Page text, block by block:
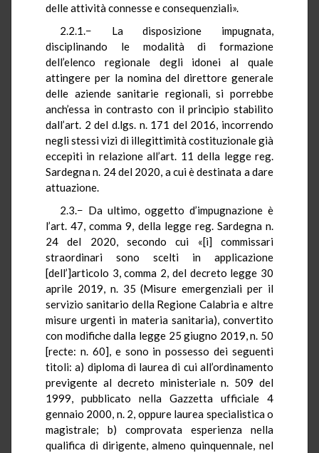
delle attività connesse e consequenziali».
2.2.1.− La disposizione impugnata,
disciplinando le modalità di formazione
dell’elenco regionale degli idonei al quale
attingere per la nomina del direttore generale
delle aziende sanitarie regionali, si porrebbe
anch’essa in contrasto con il principio stabilito
dall’art. 2 del d.lgs. n. 171 del 2016, incorrendo
negli stessi vizi di illegittimità costituzionale già
eccepiti in relazione all’art. 11 della legge reg.
Sardegna n. 24 del 2020, a cui è destinata a dare
attuazione.
2.3.− Da ultimo, oggetto d’impugnazione è
l’art. 47, comma 9, della legge reg. Sardegna n.
24 del 2020, secondo cui «[i] commissari
straordinari sono scelti in applicazione
[dell’]articolo 3, comma 2, del decreto legge 30
aprile 2019, n. 35 (Misure emergenziali per il
servizio sanitario della Regione Calabria e altre
misure urgenti in materia sanitaria), convertito
con modifiche dalla legge 25 giugno 2019, n. 50
[recte: n. 60], e sono in possesso dei seguenti
titoli: a) diploma di laurea di cui all’ordinamento
previgente al decreto ministeriale n. 509 del
1999, pubblicato nella Gazzetta ufficiale 4
gennaio 2000, n. 2, oppure laurea specialistica o
magistrale; b) comprovata esperienza nella
qualifica di dirigente, almeno quinquennale, nel